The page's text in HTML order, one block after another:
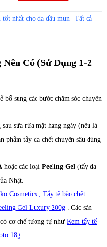
nhất cho da dầu mụn | Tất cả
Nên Có (Sử Dụng 1-2
sung các bước chăm sóc chuyên
sữa rửa mặt hàng ngày (nếu là
phẩm tẩy da chết chuyên sâu dùng
hoặc các loại Peeling Gel (tẩy da
Nhật.
Cosmetics , Tẩy tế bào chết
Gel Luxury 200g . Các sản
cơ chế tương tự như Kem tẩy tế
18g .